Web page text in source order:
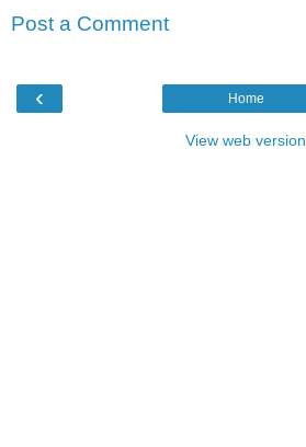
Post a Comment
‹ Home
View web version